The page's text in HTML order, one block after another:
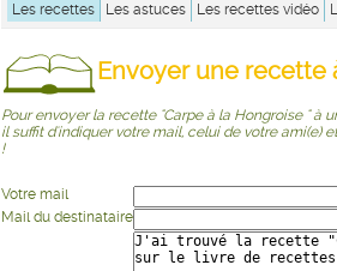
Les recettes Les astuces Les recettes vidéo
Envoyer une recette
Pour envoyer la recette "Carpe à la Hongroise " à
il suffit d'indiquer votre mail, celui de votre ami(e)
!
Votre mail
Mail du destinataire